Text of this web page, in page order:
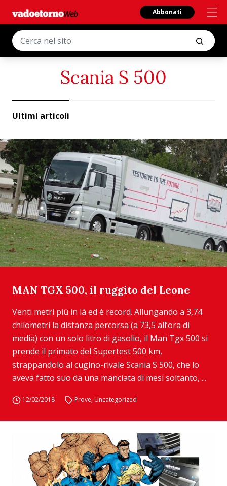
Abbonati
Scania S 500
Ultimi articoli
MAN TGX 500, il ruggito del Leone
Venti metri più in là ed è record. Allungando a 3,74
chilometri la distanza percorsa (a 73,5 all’ora di
media) con un solo litro di gasolio, il Man Tgx 500 si
prende il primato del Supertest 500 km,
strappandolo al cugino-rivale Scania S 500, che lo
aveva fatto suo da una manciata di mesi soltanto, ...
12/02/2018 Prove, Uncategorized